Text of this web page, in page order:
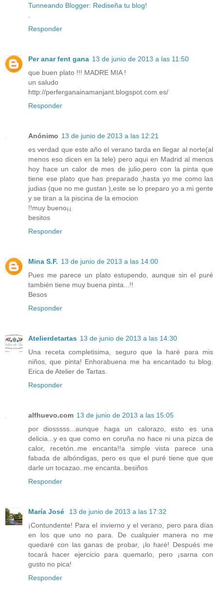
Tunneando Blogger: Rediseña tu blog!
Responder
Per anar fent gana 13 de junio de 2013 a las 11:50
que buen plato !!! MADRE MIA !
un saludo
http://perferganainamanjant.blogspot.com.es/
Responder
Anónimo 13 de junio de 2013 a las 12:21
es verdad que este año el verano tarda en llegar al norte(al
menos eso dicen en la tele) pero aqui en Madrid al menos
hoy hace un calor de mes de julio,pero con la pinta que
tiene ese plato que has preparado ,hasta yo me como las
judias (que no me gustan ),este se lo preparo yo a mi gente
y se tiran a la piscina de la emocion
!!muy bueno¡¡
besitos
Responder
Mina S.F. 13 de junio de 2013 a las 14:00
Pues me parece un plato estupendo, aunque sin el puré
también tiene muy buena pinta...!!
Besos
Responder
Atelierdetartas 13 de junio de 2013 a las 14:30
Una receta completisima, seguro que la haré para mis
niños, que pinta! Enhorabuena me ha encantado tu blog.
Erica de Atelier de Tartas.
Responder
alfhuevo.com 13 de junio de 2013 a las 15:05
por diosssss...aunque haga un calorazo, esto es una
delicia...y es que como en coruña no hace ni una pizca de
calor, recetón..me encanta!!a simple vista parece una
fabada de albóndigas, pero es que el puré tiene que que
darle un tocazao..me encanta..besiños
Responder
María José
13 de junio de 2013 a las 17:32
¡Contundente! Para el invierno y el verano, pero para días
en los que uno no para. De cualquier manera no me
quedaré con las ganas de probar, ¡lo haré! Después me
tocará hacer ejercicio para quemarlo, pero ¡sarna con
gusto no pica!
Responder